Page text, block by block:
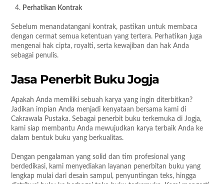
Perhatikan Kontrak
Sebelum menandatangani kontrak, pastikan untuk membaca
dengan cermat semua ketentuan yang tertera. Perhatikan juga
mengenai hak cipta, royalti, serta kewajiban dan hak Anda
sebagai penulis.
Jasa Penerbit Buku Jogja
Apakah Anda memiliki sebuah karya yang ingin diterbitkan?
Jadikan impian Anda menjadi kenyataan bersama kami di
Cakrawala Pustaka. Sebagai penerbit buku terkemuka di Jogja,
kami siap membantu Anda mewujudkan karya terbaik Anda ke
dalam bentuk buku yang berkualitas.
Dengan pengalaman yang solid dan tim profesional yang
berdedikasi, kami menyediakan layanan penerbitan buku yang
lengkap mulai dari desain sampul, penyuntingan teks, hingga